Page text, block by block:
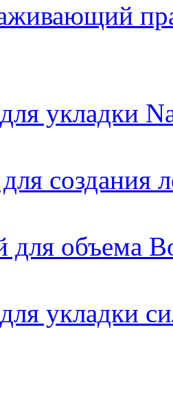
укладки
создания
объема
укладки